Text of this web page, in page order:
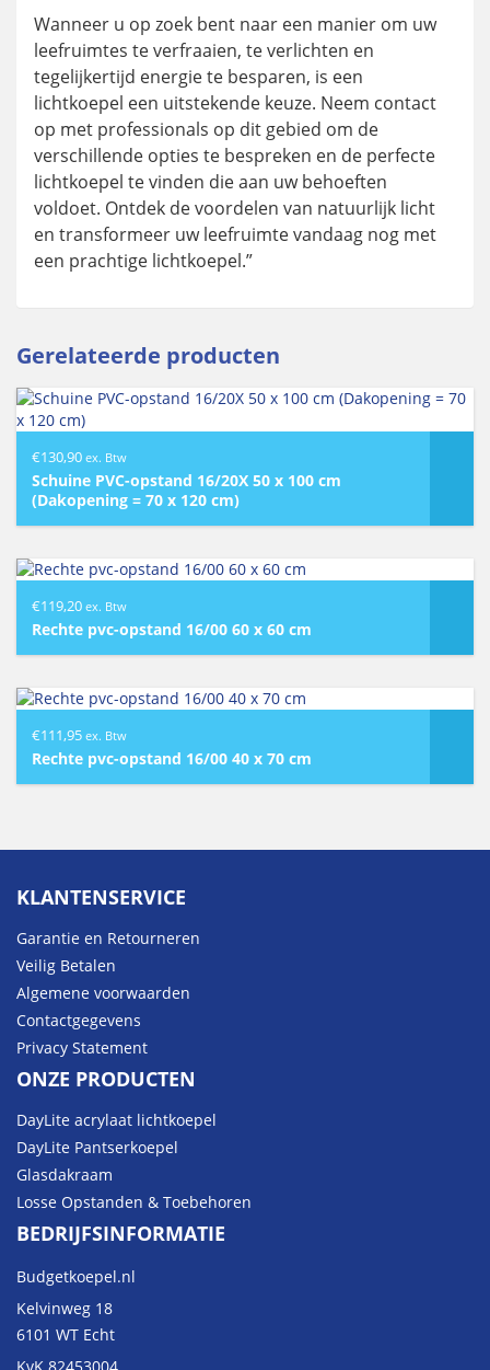
Wanneer u op zoek bent naar een manier om uw
leefruimtes te verfraaien, te verlichten en
tegelijkertijd energie te besparen, is een
lichtkoepel een uitstekende keuze. Neem contact
op met professionals op dit gebied om de
verschillende opties te bespreken en de perfecte
lichtkoepel te vinden die aan uw behoeften
voldoet. Ontdek de voordelen van natuurlijk licht
en transformeer uw leefruimte vandaag nog met
een prachtige lichtkoepel.”
Gerelateerde producten
€130,90 ex. Btw
Schuine PVC-opstand 16/20X 50 x 100 cm
(Dakopening = 70 x 120 cm)
€119,20 ex. Btw
Rechte pvc-opstand 16/00 60 x 60 cm
€111,95 ex. Btw
Rechte pvc-opstand 16/00 40 x 70 cm
KLANTENSERVICE
Garantie en Retourneren
Veilig Betalen
Algemene voorwaarden
Contactgegevens
Privacy Statement
ONZE PRODUCTEN
DayLite acrylaat lichtkoepel
DayLite Pantserkoepel
Glasdakraam
Losse Opstanden & Toebehoren
BEDRIJFSINFORMATIE
Budgetkoepel.nl
Kelvinweg 18
6101 WT Echt
KvK 82453004